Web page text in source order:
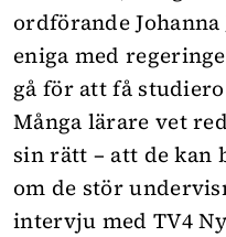
ordförande
eniga med
gå för att få
Många lärare vet
sin rätt – att de kan
om de stör
intervju med TV4